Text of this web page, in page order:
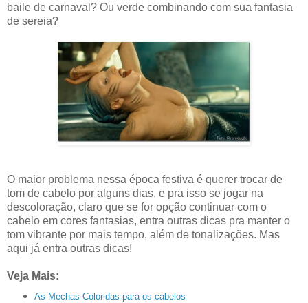
baile de carnaval? Ou verde combinando com sua fantasia
de sereia?
O maior problema nessa época festiva é querer trocar de
tom de cabelo por alguns dias, e pra isso se jogar na
descoloração, claro que se for opção continuar com o
cabelo em cores fantasias, entra outras dicas pra manter o
tom vibrante por mais tempo, além de tonalizações. Mas
aqui já entra outras dicas!
Veja Mais:
As Mechas Coloridas para os cabelos